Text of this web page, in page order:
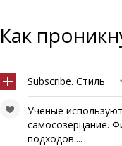
Как
Subscribe. Стиль
Ученые
самосозерцание.
подходов....